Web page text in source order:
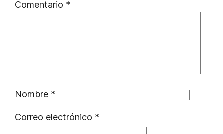
Comentario *
Nombre *
Correo electrónico *